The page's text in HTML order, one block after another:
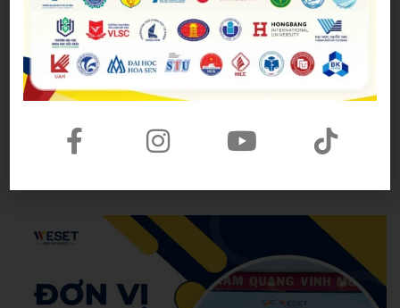
mình đối với cộng đồng sinh viên trên khắp thành
phố. Điều quan trọng hơn, nó tạo ra cầu nối giữa
WESET và học sinh, sinh viên, nhằm tạo ra những
hoạt động hỗ trợ và tổ chức giúp thế hệ trẻ vươn tới
Hoang Anh